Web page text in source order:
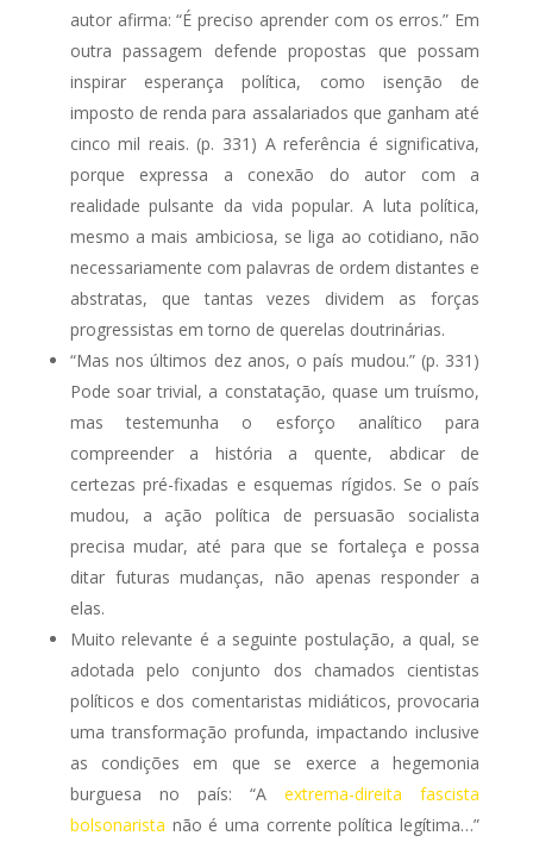
autor afirma: “É preciso aprender com os erros.” Em
outra passagem defende propostas que possam
inspirar esperança política, como isenção de
imposto de renda para assalariados que ganham até
cinco mil reais. (p. 331) A referência é significativa,
porque expressa a conexão do autor com a
realidade pulsante da vida popular. A luta política,
mesmo a mais ambiciosa, se liga ao cotidiano, não
necessariamente com palavras de ordem distantes e
abstratas, que tantas vezes dividem as forças
progressistas em torno de querelas doutrinárias.
“Mas nos últimos dez anos, o país mudou.” (p. 331)
Pode soar trivial, a constatação, quase um truísmo,
mas testemunha o esforço analítico para
compreender a história a quente, abdicar de
certezas pré-fixadas e esquemas rígidos. Se o país
mudou, a ação política de persuasão socialista
precisa mudar, até para que se fortaleça e possa
ditar futuras mudanças, não apenas responder a
elas.
Muito relevante é a seguinte postulação, a qual, se
adotada pelo conjunto dos chamados cientistas
políticos e dos comentaristas midiáticos, provocaria
uma transformação profunda, impactando inclusive
as condições em que se exerce a hegemonia
burguesa no país: “Aextrema-direita fascista
bolsonarista não é uma corrente política legítima…”